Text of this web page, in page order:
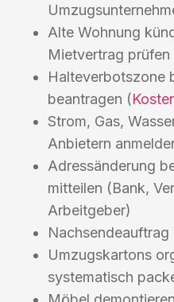
Alte Wohnung
Mietvertrag prüfen
Halteverbotszone
beantragen (
Strom, Gas,
Anbietern
Adressänderung
mitteilen (Bank,
Arbeitgeber)
Umzugskartons
systematisch